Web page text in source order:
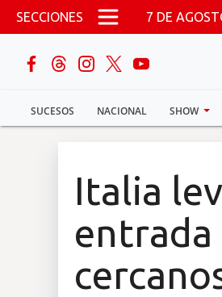
Pasar al contenido principal
SECCIONES 7 DE
SUCESOS NACIONAL SHOW
buscar
Sucesos
Italia
entrada